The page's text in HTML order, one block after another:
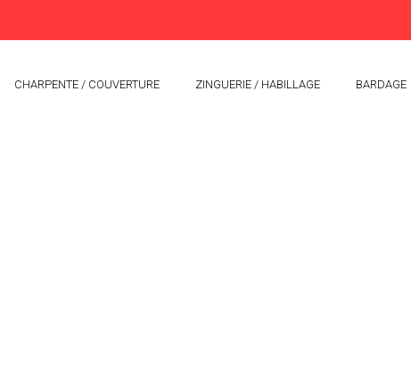
CHARPENTE / COUVERTURE ZINGUERIE / HABILLAGE BARDAGE